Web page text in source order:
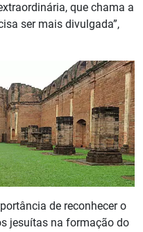
que chama a
ser mais divulgada”,
de reconhecer o
jesuítas na formação do